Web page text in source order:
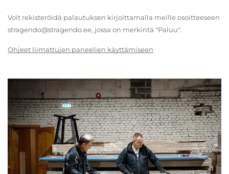
Voit rekisteröidä palautuksen kirjoittamalla meille osoitteeseen
stragendo@stragendo.ee, jossa on merkintä "Paluu".
Ohjeet liimattujen paneelien käyttämiseen